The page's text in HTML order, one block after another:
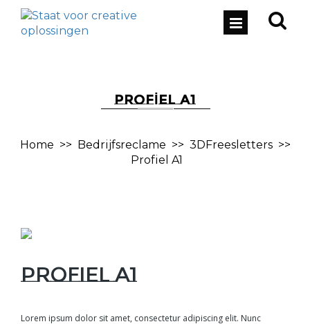
PROFIEL A1
Home >> Bedrijfsreclame >> 3DFreesletters >>
Profiel A1
Profiel A1
Lorem ipsum dolor sit amet, consectetur adipiscing elit. Nunc